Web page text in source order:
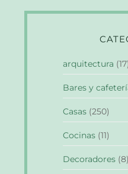
arquitectura (17)
Bares y
Casas (250)
Cocinas (11)
Decoradores (8)